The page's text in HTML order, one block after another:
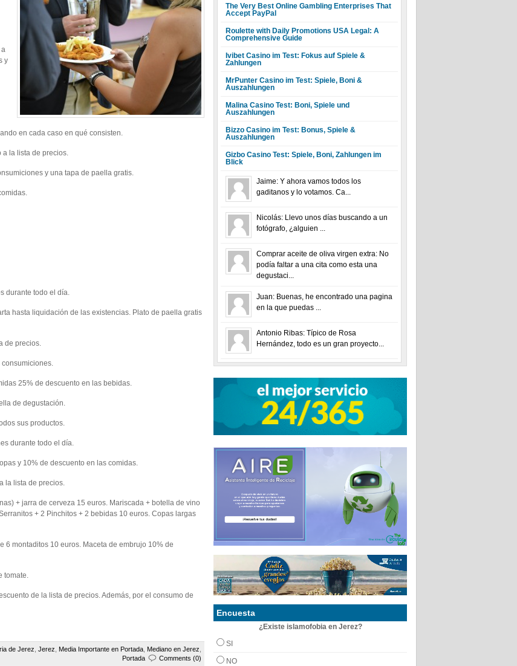
a
y
en cada caso en qué consisten.
a la lista de precios.
y una tapa de paella gratis.
durante todo el día.
hasta liquidación de las existencias. Plato de paella gratis
de precios.
consumiciones.
25% de descuento en las bebidas.
de degustación.
sus productos.
durante todo el día.
y 10% de descuento en las comidas.
la lista de precios.
+ jarra de cerveza 15 euros. Mariscada + botella de vino
+ 2 Pinchitos + 2 bebidas 10 euros. Copas largas
6 montaditos 10 euros. Maceta de embrujo 10% de
tomate.
de la lista de precios. Además, por el consumo de
de Jerez Jerez Media Importante en Portada Mediano en Jerez
Portada
Comments (0)
The Very Best Online Gambling Enterprises That
Accept PayPal
Roulette with Daily Promotions USA Legal: A
Comprehensive Guide
Ivibet Casino im Test: Fokus auf Spiele &
Zahlungen
MrPunter Casino im Test: Spiele, Boni &
Auszahlungen
Malina Casino Test: Boni, Spiele und
Auszahlungen
Bizzo Casino im Test: Bonus, Spiele &
Auszahlungen
Gizbo Casino Test: Spiele, Boni, Zahlungen im
Blick
Jaime: Y ahora vamos todos los
gaditanos y lo votamos. Ca...
Nicolás: Llevo unos días buscando a un
fotógrafo, ¿alguien ...
Comprar aceite de oliva virgen extra: No
podía faltar a una cita como esta una
degustaci...
Juan: Buenas, he encontrado una pagina
en la que puedas ...
Antonio Ribas: Típico de Rosa
Hernández, todo es un gran proyecto...
Encuesta
¿Existe islamofobia en Jerez?
SI
NO